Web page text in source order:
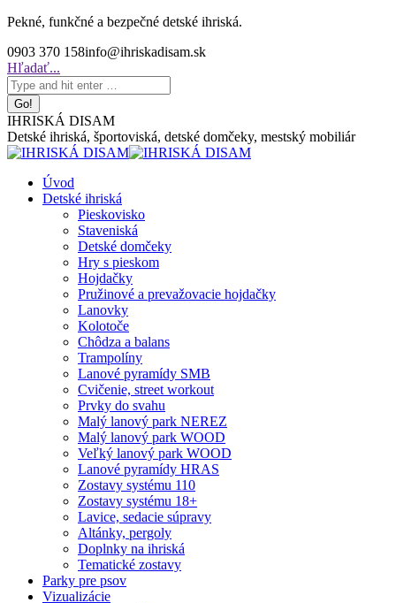
Skip
content
Pekné, funkčné a bezpečné detské ihriská.
0903 370 158info@ihriskadisam.sk
Search:
Hľadať...
IHRISKÁ DISAM
Detské ihriská, športoviská, detské domčeky, mestský mobiliár
Úvod
Detské ihriská
Pieskovisko
Staveniská
Detské domčeky
Hry s pieskom
Hojdačky
Pružinové a prevažovacie hojdačky
Lanovky
Kolotoče
Chôdza a balans
Trampolíny
Lanové pyramídy SMB
Cvičenie, street workout
Prvky do svahu
Malý lanový park NEREZ
Malý lanový park WOOD
Veľký lanový park WOOD
Lanové pyramídy HRAS
Zostavy systému 110
Zostavy systému 18+
Lavice, sedacie súpravy
Altánky, pergoly
Doplnky na ihriská
Tematické zostavy
Parky pre psov
Vizualizácie